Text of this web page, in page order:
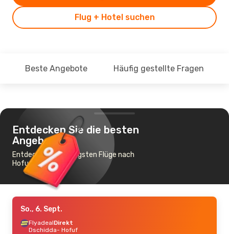
Flug + Hotel suchen
Beste Angebote Häufig gestellte Fragen
Entdecken Sie die besten
Angebote
Entdecke die günstigsten Flüge nach
Hofuf
So., 6. Sept.
FlyadealDirekt
Dschidda- Hofuf